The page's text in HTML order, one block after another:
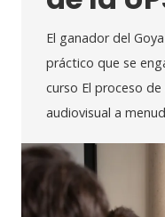
El ganador del
práctico que se
curso El proceso
audiovisual a